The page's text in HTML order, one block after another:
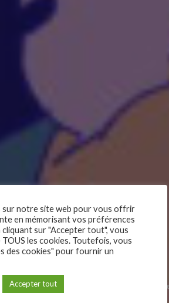
aventure intérieure. Et si cet autre
sur notre site web pour vous offrir
en mémorisant vos préférences
sur "Accepter tout", vous
les cookies. Toutefois, vous
des cookies" pour fournir un
Accepter tout